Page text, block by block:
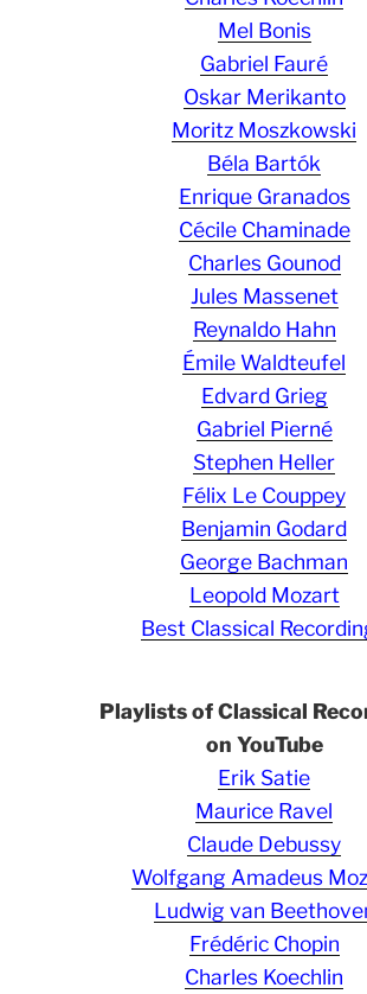
Mel Bonis
Gabriel Fauré
Oskar Merikanto
Moritz Moszkowski
Béla Bartók
Enrique Granados
Cécile Chaminade
Charles Gounod
Jules Massenet
Reynaldo Hahn
Émile Waldteufel
Edvard Grieg
Gabriel Pierné
Stephen Heller
Félix Le Couppey
Benjamin Godard
George Bachman
Leopold Mozart
Best Classical
Playlists of Classical
on YouTube
Erik Satie
Maurice Ravel
Claude Debussy
Wolfgang Amadeus
Ludwig van
Frédéric Chopin
Charles Koechlin